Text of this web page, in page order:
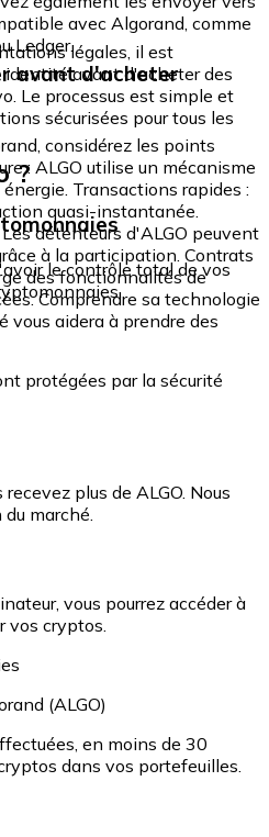
avec Algorand, comme
Ledger.légales, il est
avant d'acheter des
Le processus est simple et
sécurisées pour tous les
avant d'acheter
considérez les points
: ALGO utilise un mécanisme
Transactions rapides :
quasi-instantanée.
détenteurs d'ALGO peuvent
à la participation. Contrats
des fonctionnalités de
Comprendre sa technologie
vous aidera à prendre des
?
le contrôle total de vos
protégées par la sécurité
plus de ALGO. Nous
marché.
vous pourrez accéder à
vos cryptos.
(ALGO)
en moins de 30
dans vos portefeuilles.